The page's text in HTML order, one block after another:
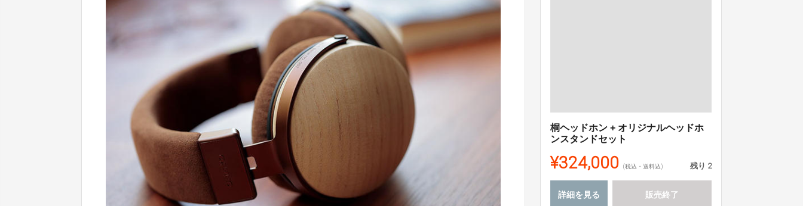
桐ヘッドホン + オリジナルヘッドホ
ンスタンドセット
¥324,000 (税込・送料込) 残り 2
詳細を見る 販売終了